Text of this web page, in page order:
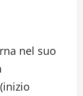
nel suo